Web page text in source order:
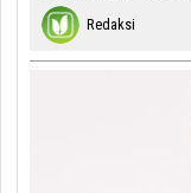
Redaksi